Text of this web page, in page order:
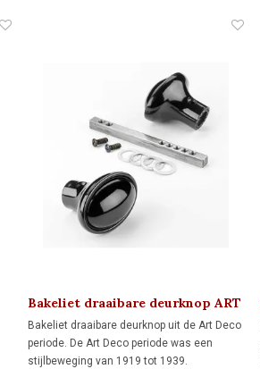
Bakeliet draaibare deurknop ART
DECO 1920
Bakeliet draaibare deurknop uit de Art Deco
periode. De Art Deco periode was een
stijlbeweging van 1919 tot 1939.